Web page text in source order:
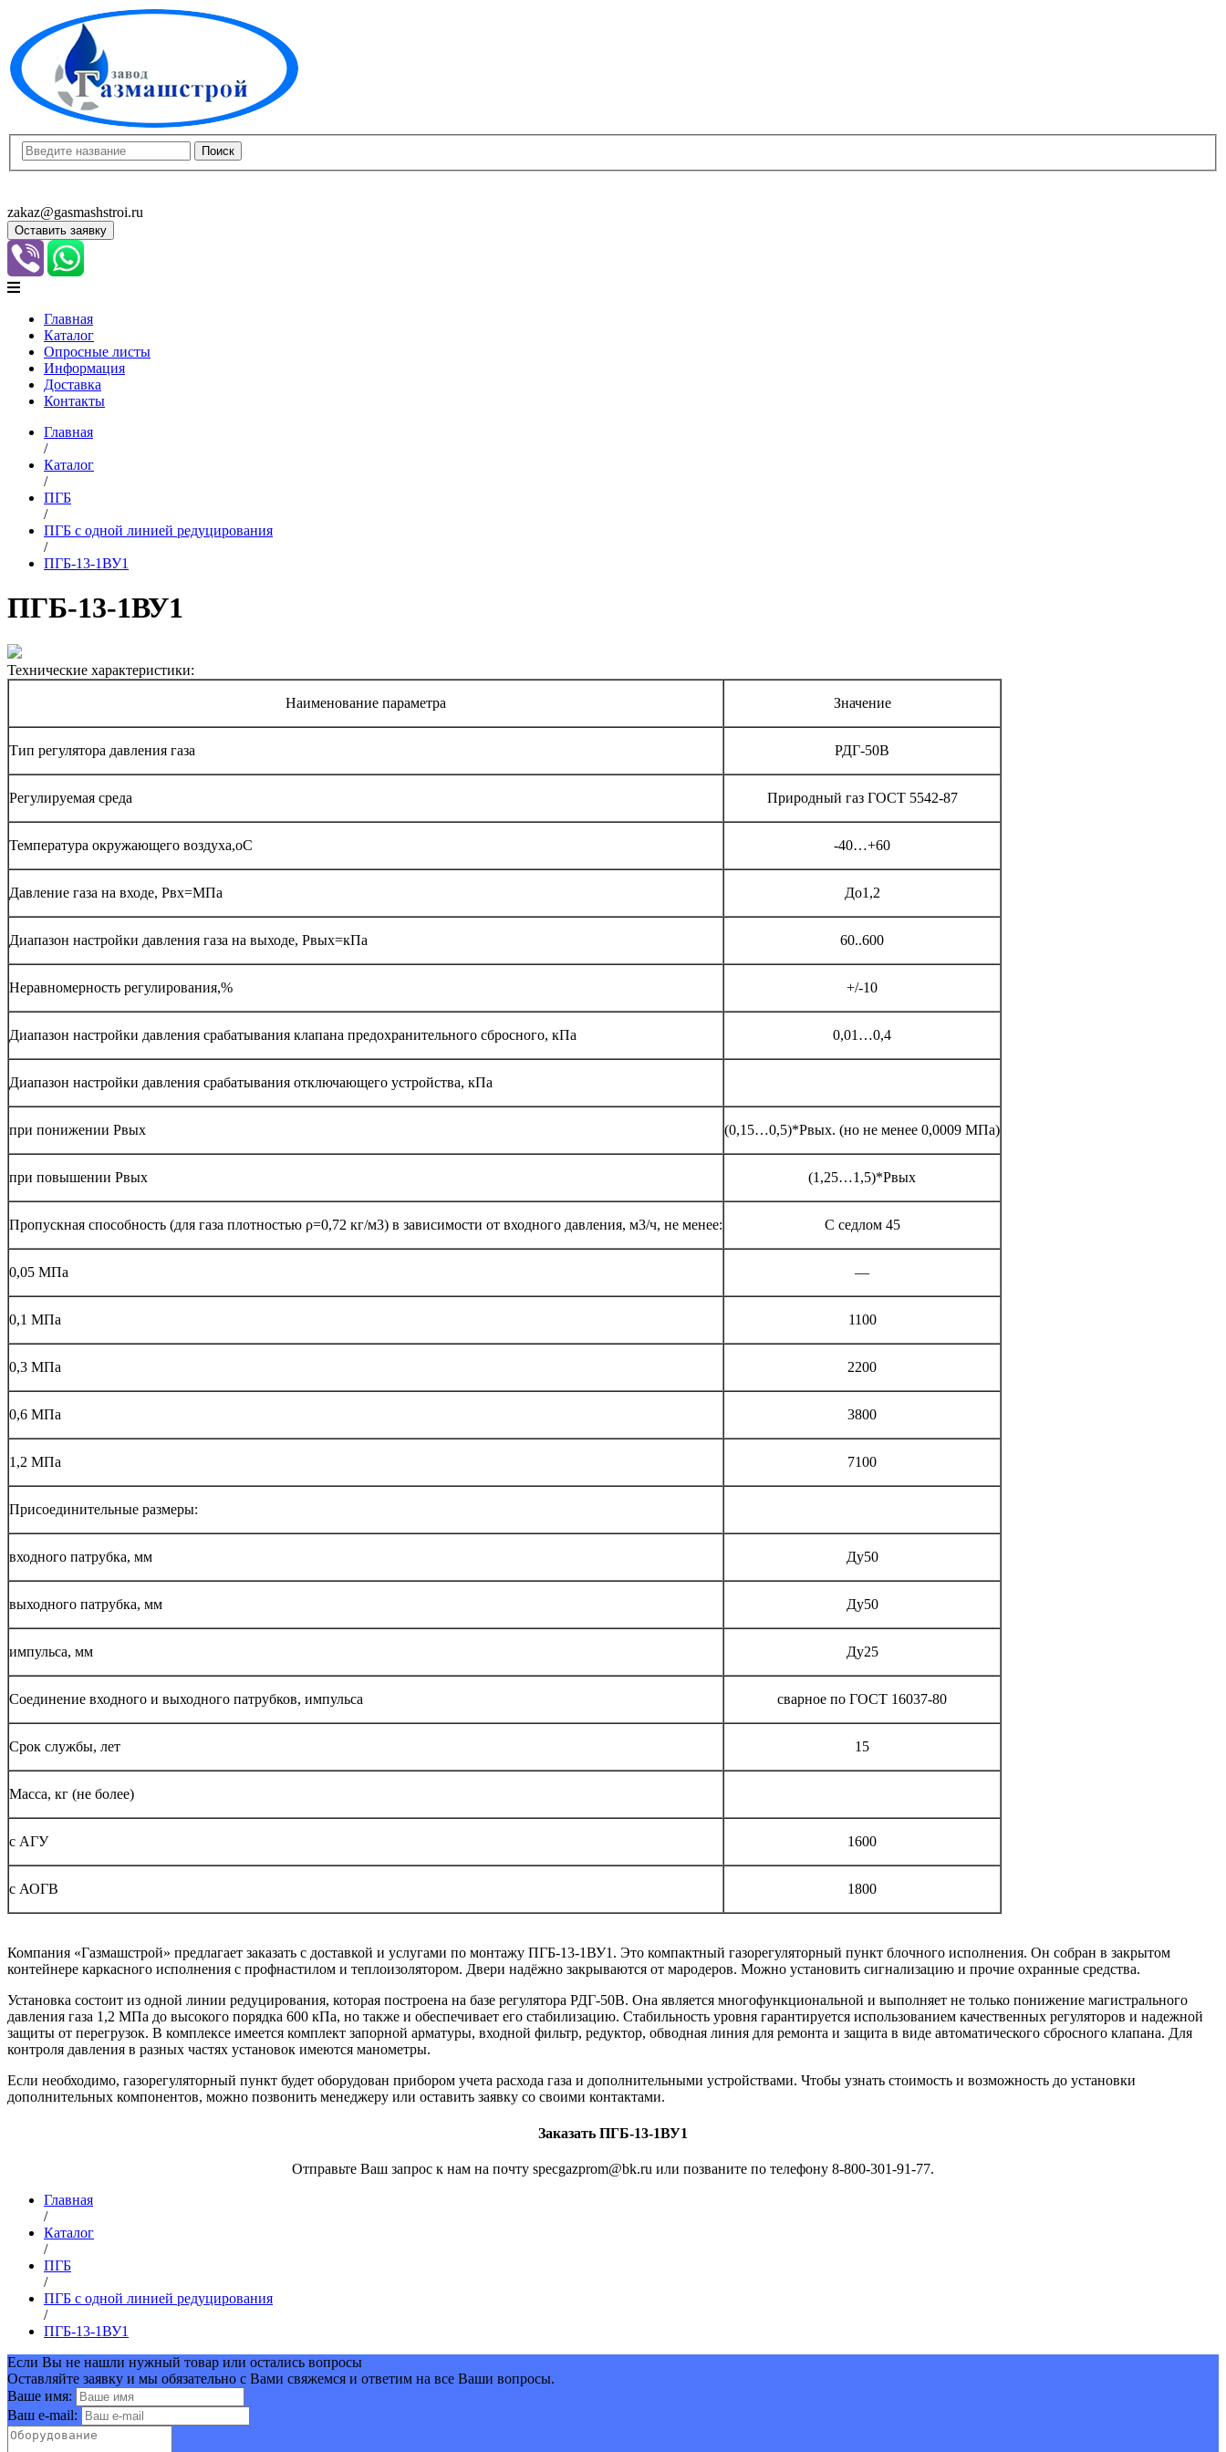
zakaz@gasmashstroi.ru
Оставить заявку
Главная
Каталог
Опросные листы
Информация
Доставка
Контакты
Главная
/
Каталог
/
ПГБ
/
ПГБ с одной линией редуцирования
/
ПГБ-13-1ВУ1
ПГБ-13-1ВУ1
Технические характеристики:
Наименование параметра Значение
Тип регулятора давления газа РДГ-50В
Регулируемая среда Природный газ ГОСТ 5542-87
Температура окружающего воздуха,оС -40…+60
Давление газа на входе, Рвх=МПа До1,2
Диапазон настройки давления газа на выходе, Рвых=кПа 60..600
Неравномерность регулирования,% +/-10
Диапазон настройки давления срабатывания клапана предохранительного сбросного, кПа 0,01…0,4
Диапазон настройки давления срабатывания отключающего устройства, кПа
при понижении Рвых (0,15…0,5)*Рвых. (но не менее 0,0009 МПа)
при повышении Рвых (1,25…1,5)*Рвых
Пропускная способность (для газа плотностью ρ=0,72 кг/м3) в зависимости от входного давления, м3/ч, не менее: С седлом 45
0,05 МПа —
0,1 МПа 1100
0,3 МПа 2200
0,6 МПа 3800
1,2 МПа 7100
Присоединительные размеры:
входного патрубка, мм Ду50
выходного патрубка, мм Ду50
импульса, мм Ду25
Соединение входного и выходного патрубков, импульса сварное по ГОСТ 16037-80
Срок службы, лет 15
Масса, кг (не более)
с АГУ 1600
с АОГВ 1800
Компания «Газмашстрой» предлагает заказать с доставкой и услугами по монтажу ПГБ-13-1ВУ1. Это компактный газорегуляторный пункт блочного исполнения. Он собран в закрытом
контейнере каркасного исполнения с профнастилом и теплоизолятором. Двери надёжно закрываются от мародеров. Можно установить сигнализацию и прочие охранные средства.
Установка состоит из одной линии редуцирования, которая построена на базе регулятора РДГ-50В. Она является многофункциональной и выполняет не только понижение магистрального
давления газа 1,2 МПа до высокого порядка 600 кПа, но также и обеспечивает его стабилизацию. Стабильность уровня гарантируется использованием качественных регуляторов и надежной
защиты от перегрузок. В комплексе имеется комплект запорной арматуры, входной фильтр, редуктор, обводная линия для ремонта и защита в виде автоматического сбросного клапана. Для
контроля давления в разных частях установок имеются манометры.
Если необходимо, газорегуляторный пункт будет оборудован прибором учета расхода газа и дополнительными устройствами. Чтобы узнать стоимость и возможность до установки
дополнительных компонентов, можно позвонить менеджеру или оставить заявку со своими контактами.
Заказать ПГБ-13-1ВУ1
Отправьте Ваш запрос к нам на почту specgazprom@bk.ru или позваните по телефону 8-800-301-91-77.
Главная
/
Каталог
/
ПГБ
/
ПГБ с одной линией редуцирования
/
ПГБ-13-1ВУ1
Если Вы не нашли нужный товар или остались вопросы
Оставляйте заявку и мы обязательно с Вами свяжемся и ответим на все Ваши вопросы.
Ваше имя:
Ваш e-mail: